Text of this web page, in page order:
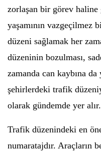
zorlaşan bir görev
yaşamının vazgeçilmez
düzeni sağlamak her
düzeninin bozulması,
zamanda can kaybına
şehirlerdeki trafik
olarak gündemde yer alır.
Trafik düzenindeki en
numaratajdır. Araçların